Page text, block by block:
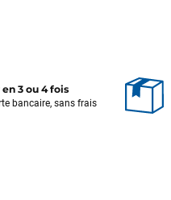
en 3 ou 4 fois
bancaire, sans frais